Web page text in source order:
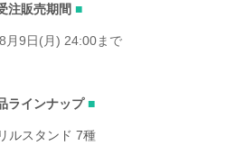
注販売期間 ■
月9日(月) 24:00まで​
ラインナップ■
ルスタンド 7種